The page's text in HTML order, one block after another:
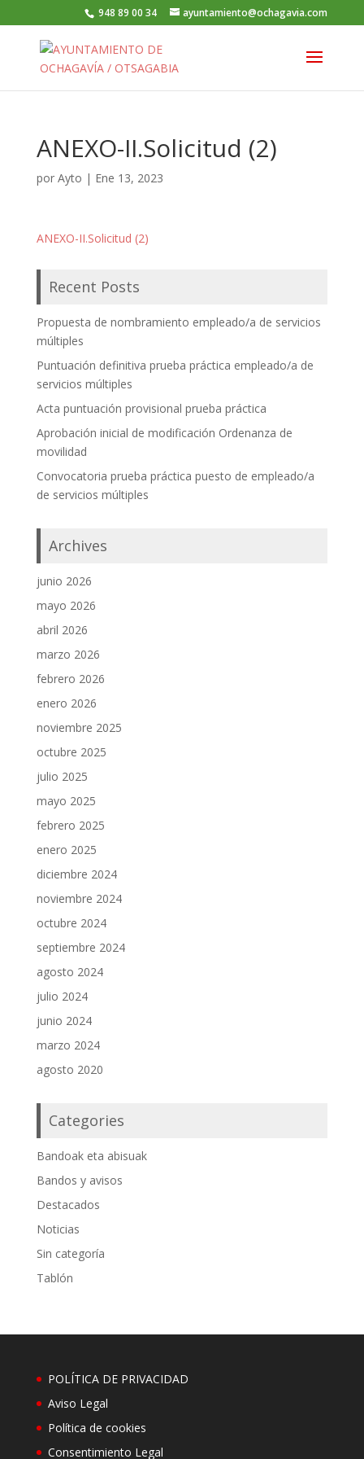
948 89 00 34 ayuntamiento@ochagavia.com
ANEXO-II.Solicitud (2)
por Ayto | Ene 13, 2023
ANEXO-II.Solicitud (2)
Recent Posts
Propuesta de nombramiento empleado/a de servicios
múltiples
Puntuación definitiva prueba práctica empleado/a de
servicios múltiples
Acta puntuación provisional prueba práctica
Aprobación inicial de modificación Ordenanza de
movilidad
Convocatoria prueba práctica puesto de empleado/a
de servicios múltiples
Archives
junio 2026
mayo 2026
abril 2026
marzo 2026
febrero 2026
enero 2026
noviembre 2025
octubre 2025
julio 2025
mayo 2025
febrero 2025
enero 2025
diciembre 2024
noviembre 2024
octubre 2024
septiembre 2024
agosto 2024
julio 2024
junio 2024
marzo 2024
agosto 2020
Categories
Bandoak eta abisuak
Bandos y avisos
Destacados
Noticias
Sin categoría
Tablón
POLÍTICA DE PRIVACIDAD
Aviso Legal
Política de cookies
Consentimiento Legal